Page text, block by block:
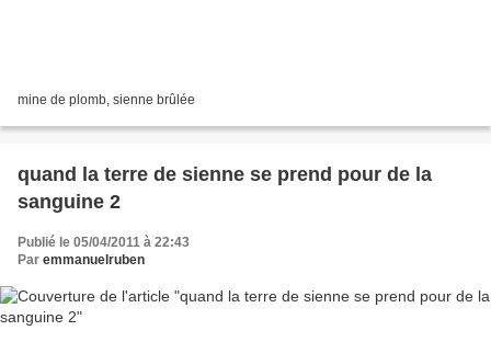
mine de plomb, sienne brûlée
quand la terre de sienne se prend pour de la
sanguine 2
Publié le 05/04/2011 à 22:43
Par emmanuelruben